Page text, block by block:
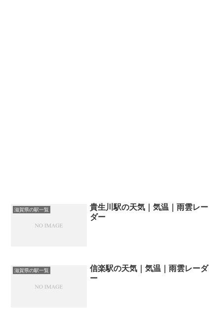
滋賀県の駅一覧
貴生川駅の天気｜気温｜雨雲レー
ダー
滋賀県の駅一覧
信楽駅の天気｜気温｜雨雲レーダ
ー